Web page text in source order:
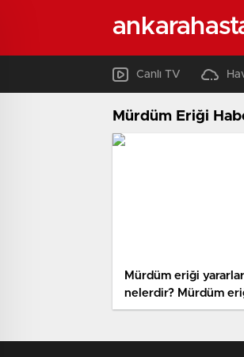
Canlı TV
Mürdüm Eriği
Mürdüm eriği
nelerdir? Mürdüm
yetişir?